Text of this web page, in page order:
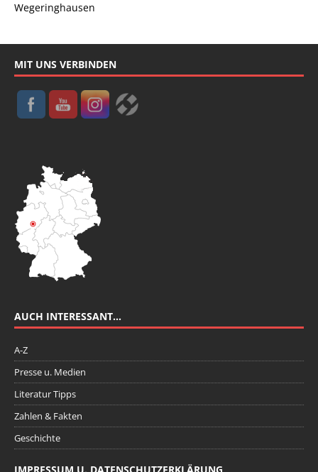
Wegeringhausen
MIT UNS VERBINDEN
AUCH INTERESSANT…
A-Z
Presse u. Medien
Literatur Tipps
Zahlen & Fakten
Geschichte